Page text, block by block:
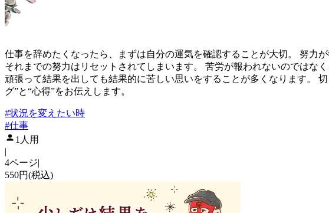
仕事を辞めたくなったら、まずは自分の運気を確認することが大切。 努力
それまでの努力はリセットされてしまいます。 苦労が報われないのではな
頑張って結果を出しても結果的に苦しい思いをすることが多くなります。
グ”と“心得”をお伝えします。
#状況を変えたい時
#仕事
1人用
|
4ページ|
550円(税込)